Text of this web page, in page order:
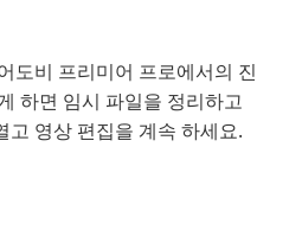
도비 프리미어 프로에서의 진
하면 임시 파일을 정리하고
영상 편집을 계속 하세요.